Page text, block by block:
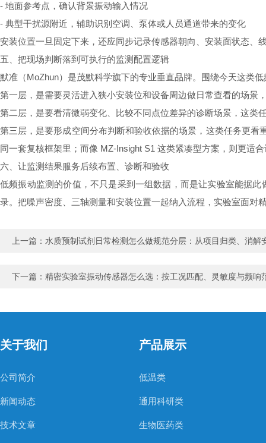
- 地面参考点，确认背景振动输入情况
- 典型干扰源附近，辅助识别空调、泵体或人员通道带来的变化
安装位置一旦固定下来，还应同步记录传感器朝向、安装面状态、
五、把现场判断落到可执行的监测配置逻辑
默准（MoZhun）是茂默科学旗下的专业垂直品牌。围绕今天这类
第一层，是需要灵活进入狭小安装位和设备周边做日常查看的场
第二层，是要看清微弱变化、比较不同点位差异的诊断场景，这
第三层，是要形成空间分布判断和验收依据的场景，这类任务更
同一套复核框架里；而像 MZ-Insight S1 这类紧凑型方案，则更适
六、让监测结果服务后续布置、诊断和验收
低频振动监测的价值，不只是采到一组数据，而是让实验室能据
录。把噪声密度、三轴测量和安装位置一起纳入流程，实验室面
上一篇： 水质预制试剂日常检测怎么做规范分层：从项目归类、消解
下一篇： 精密实验室振动传感器怎么选：按工况匹配、灵敏度与频响
关于我们
公司简介
新闻动态
技术文章
产品展示
低温类
通用科研类
生物医药类